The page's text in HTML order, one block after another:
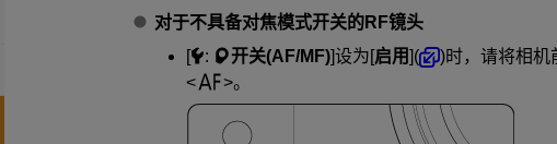
对于不具备对焦模式开关的RF镜头
[
: 开关(AF/MF)]设为[启用](
)时，请将相机
。